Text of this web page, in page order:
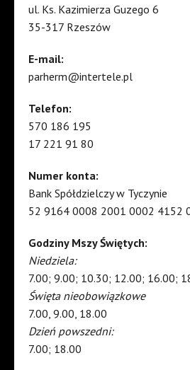
ul. Ks. Kazimierza Guzego 6
35-317 Rzeszów
E-mail:
parherm@intertele.pl
Telefon:
570 186 195
17 221 91 80
Numer konta:
Bank Spółdzielczy w Tyczynie
52 9164 0008 2001 0002 4152
Godziny Mszy Świętych:
Niedziela:
7.00; 9.00; 10.30; 12.00; 16.00;
Święta nieobowiązkowe
7.00, 9.00, 18.00
Dzień powszedni:
7.00; 18.00